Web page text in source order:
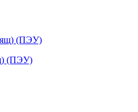
(ПЭУ)